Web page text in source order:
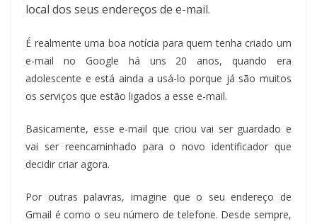
local dos seus endereços de e-mail.
É realmente uma boa notícia para quem tenha criado um
e-mail no Google há uns 20 anos, quando era
adolescente e está ainda a usá-lo porque já são muitos
os serviços que estão ligados a esse e-mail.
Basicamente, esse e-mail que criou vai ser guardado e
vai ser reencaminhado para o novo identificador que
decidir criar agora.
Por outras palavras, imagine que o seu endereço de
Gmail é como o seu número de telefone. Desde sempre,